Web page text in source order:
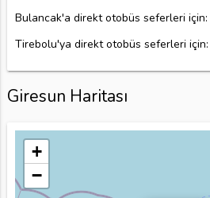
Bulancak'a direkt otobüs seferleri için:
Tirebolu'ya direkt otobüs seferleri için:
Giresun Haritası
+
−